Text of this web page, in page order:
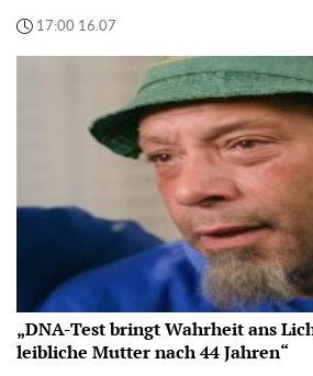
17:00 16.07
„DNA-Test bringt Wahrheit ans
leibliche Mutter nach 44 Jahren“